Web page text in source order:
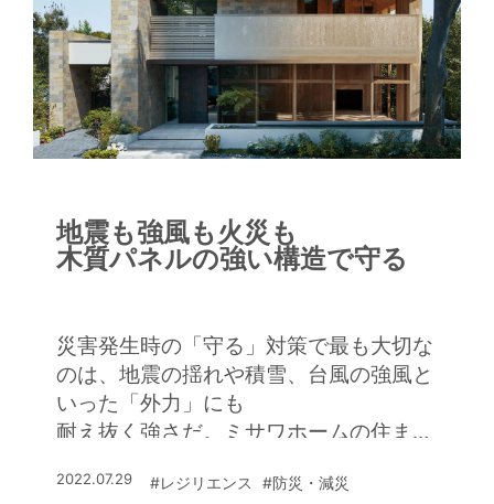
地震も強風も火災も
木質パネルの強い構造で守る
災害発生時の「守る」対策で最も大切な
のは、地震の揺れや積雪、台風の強風と
いった「外力」にも
耐え抜く強さだ。ミサワホームの住まい
物の倒壊ゼロ※という
2022.07.29 #レジリエンス #防災・減災